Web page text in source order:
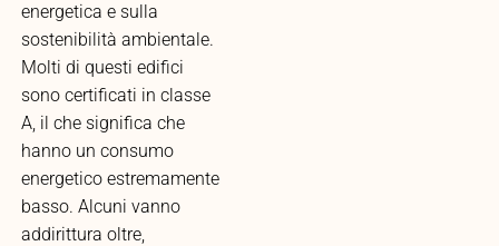
energetica e sulla
sostenibilità ambientale.
Molti di questi edifici
sono certificati in classe
A, il che significa che
hanno un consumo
energetico estremamente
basso. Alcuni vanno
addirittura oltre,